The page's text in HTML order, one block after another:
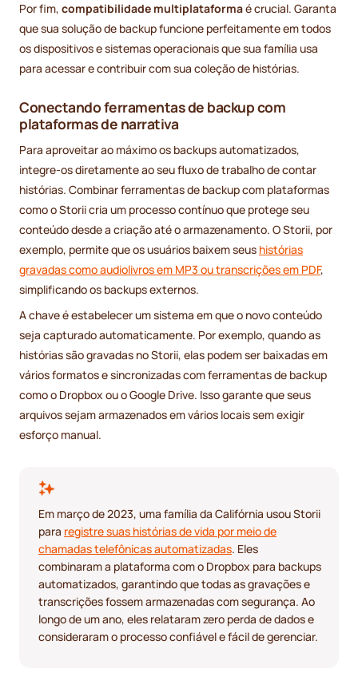
Por fim, compatibilidade multiplataformaé crucial. Garanta
que sua solução de backup funcione perfeitamente em todos
os dispositivos e sistemas operacionais que sua família usa
para acessar e contribuir com sua coleção de histórias.
Conectando ferramentas de backup com
plataformas de narrativa
Para aproveitar ao máximo os backups automatizados,
integre-os diretamente ao seu fluxo de trabalho de contar
histórias. Combinar ferramentas de backup com plataformas
como o Storii cria um processo contínuo que protege seu
conteúdo desde a criação até o armazenamento. O Storii, por
exemplo, permite que os usuários baixem seus histórias
gravadas como audiolivros em MP3 ou transcrições em PDF,
simplificando os backups externos.
A chave é estabelecer um sistema em que o novo conteúdo
seja capturado automaticamente. Por exemplo, quando as
histórias são gravadas no Storii, elas podem ser baixadas em
vários formatos e sincronizadas com ferramentas de backup
como o Dropbox ou o Google Drive. Isso garante que seus
arquivos sejam armazenados em vários locais sem exigir
esforço manual.
Em março de 2023, uma família da Califórnia usou Storii
para registre suas histórias de vida por meio de
chamadas telefônicas automatizadas. Eles
combinaram a plataforma com o Dropbox para backups
automatizados, garantindo que todas as gravações e
transcrições fossem armazenadas com segurança. Ao
longo de um ano, eles relataram zero perda de dados e
consideraram o processo confiável e fácil de gerenciar.